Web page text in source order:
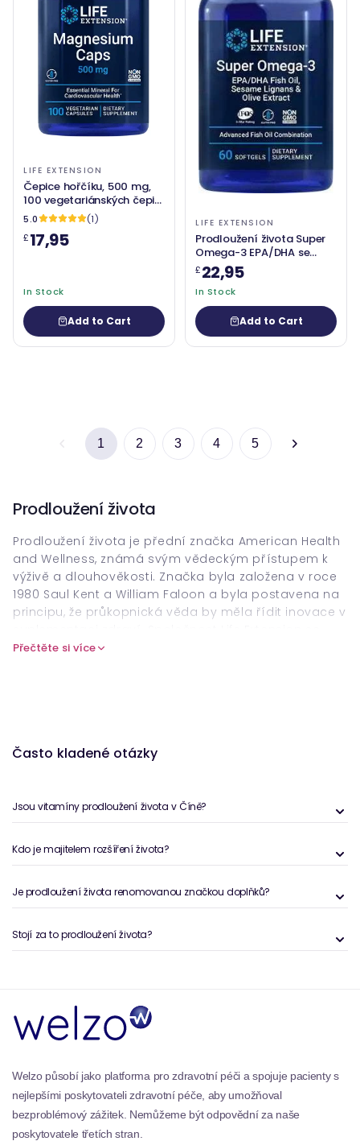
LIFE EXTENSION
Čepice hořčíku, 500 mg,
100 vegetariánských čepic
- prodloužení života
5.0
(1)
£17,95
In Stock
Add to Cart
LIFE EXTENSION
Prodloužení života Super
Omega-3 EPA/DHA se
sezamovým lignanem a
olivovým extraktem
£22,95
In Stock
Add to Cart
1 2 3 4 5
Prodloužení života
Prodloužení života je přední značka American Health
and Wellness, známá svým vědeckým přístupem k
výživě a dlouhověkosti. Značka byla založena v roce
1980 Saul Kent a William Faloon a byla postavena na
principu, že průkopnická věda by měla řídit inovace v
sídlem na Floridě v USA získala globální pověst pro
Již více než čtyři desetiletí bylo prodloužení života v
popředí nutriční vědy. Každý produkt je formulován
standardy kontroly kvality. Značka spolupracuje s
vytváření pokročilých vzorců, které podporují zdravé
stárnutí, kognitivní funkci, kardiovaskulární zdraví,
imunitní sílu a metabolickou rovnováhu.
prodloužení života
Známý pro kardiovaskulární a mozkový podporu.
Prodloužení života Dvou denní multivitamin
vysokou pozicí.
Prodloužení života neuro-mag hořčík l-threonát
formulované pro podporu mozku a paměti.
Prodloužení života NAD+ buněčný regenerátor s
Přečtěte si více
Často kladené otázky
Jsou vitamíny prodloužení života v Číně?
Kdo je majitelem rozšíření života?
Je prodloužení života renomovanou značkou doplňků?
Stojí za to prodloužení života?
Welzo působí jako platforma pro zdravotní péči a spojuje pacienty s
nejlepšími poskytovateli zdravotní péče, aby umožňoval
bezproblémový zážitek. Nemůžeme být odpovědní za naše
poskytovatele třetích stran.